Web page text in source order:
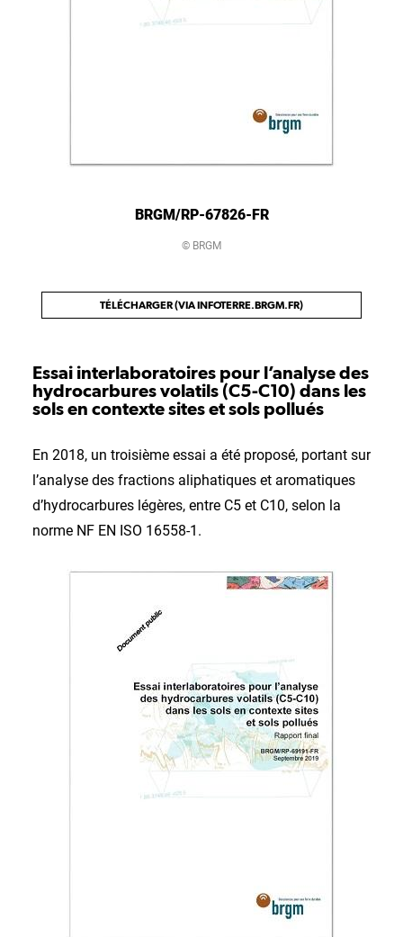
BRGM/RP-67826-FR
© BRGM
TÉLÉCHARGER (VIA INFOTERRE.BRGM.FR)
Essai interlaboratoires pour l’analyse des
hydrocarbures volatils (C5-C10) dans les
sols en contexte sites et sols pollués
En 2018, un troisième essai a été proposé, portant sur
l’analyse des fractions aliphatiques et aromatiques
d’hydrocarbures légères, entre C5 et C10, selon la
norme NF EN ISO 16558-1.